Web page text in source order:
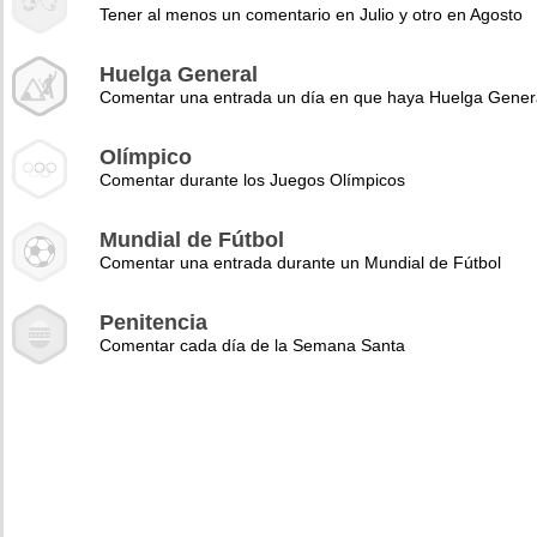
Tener al menos un comentario en Julio y otro en Agosto
Huelga General
Comentar una entrada un día en que haya Huelga
Olímpico
Comentar durante los Juegos Olímpicos
Mundial de Fútbol
Comentar una entrada durante un Mundial de Fútbol
Penitencia
Comentar cada día de la Semana Santa